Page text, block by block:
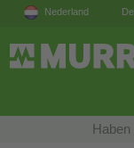
Nederland